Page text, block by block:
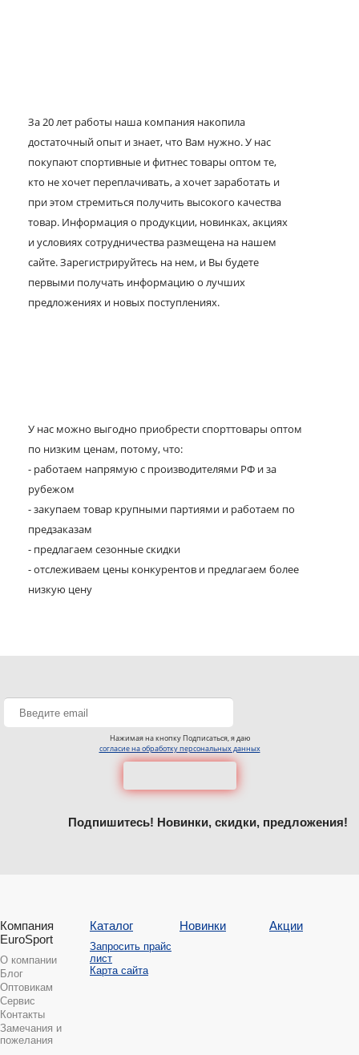
За 20 лет работы наша компания накопила
достаточный опыт и знает, что Вам нужно. У нас
покупают спортивные и фитнес товары оптом те,
кто не хочет переплачивать, а хочет заработать и
при этом стремиться получить высокого качества
товар. Информация о продукции, новинках, акциях
и условиях сотрудничества размещена на нашем
сайте. Зарегистрируйтесь на нем, и Вы будете
первыми получать информацию о лучших
предложениях и новых поступлениях.
У нас можно выгодно приобрести спорттовары оптом
по низким ценам, потому, что:
- работаем напрямую с производителями РФ и за
рубежом
- закупаем товар крупными партиями и работаем по
предзаказам
- предлагаем сезонные скидки
- отслеживаем цены конкурентов и предлагаем более
низкую цену
Нажимая на кнопку Подписаться, я даю
согласие на обработку персональных данных
Подпишитесь! Новинки, скидки, предложения!
Компания
EuroSport
О компании
Блог
Оптовикам
Сервис
Контакты
Замечания и
пожелания
Каталог
Запросить прайс
лист
Карта сайта
Новинки Акции